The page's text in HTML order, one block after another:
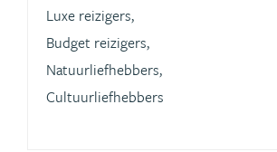
Luxe reizigers,
Budget reizigers,
Natuurliefhebbers,
Cultuurliefhebbers